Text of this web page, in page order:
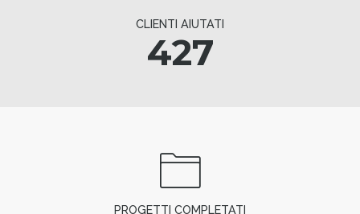
CLIENTI AIUTATI
427
PROGETTI COMPLETATI